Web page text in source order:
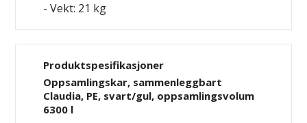
- Vekt: 21 kg
Produktspesifikasjoner
Oppsamlingskar, sammenleggbart
Claudia, PE, svart/gul, oppsamlingsvolum
6300 l